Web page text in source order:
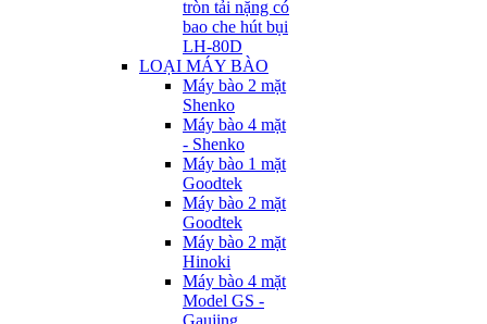
tròn tải nặng có
bao che hút bụi
LH-80D
LOẠI MÁY BÀO
Máy bào 2 mặt
Shenko
Máy bào 4 mặt
- Shenko
Máy bào 1 mặt
Goodtek
Máy bào 2 mặt
Goodtek
Máy bào 2 mặt
Hinoki
Máy bào 4 mặt
Model GS -
Gaujing